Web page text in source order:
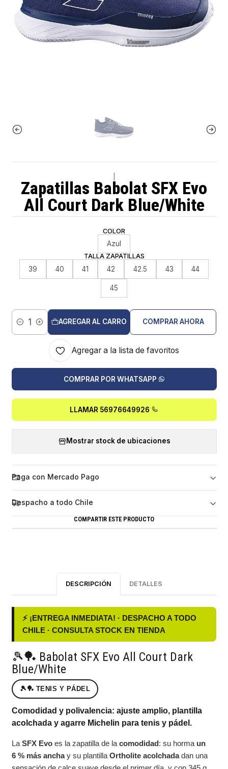
Zapatillas Babolat SFX Evo
All Court Dark Blue/White
COLOR
Azul
TALLA ZAPATILLAS
39 40 41 42 42.5 43 44
45
Cantidad
AGREGAR AL CARRO COMPRAR AHORA
Agregar a la lista de favoritos
COMPRAR POR WHATSAPP
LLAMAR 56976649926
Mostrar stock de ubicaciones
Paga con Mercado Pago
Despacho a todo Chile
COMPARTIR ESTE PRODUCTO
DESCRIPCIÓN DETALLES
⚡ ¡ENTREGA INMEDIATA! · DESPACHO A TODO
CHILE · CONSULTA STOCK EN TIENDA
🎾🏓 Babolat SFX Evo All Court Dark
Blue/White
🎾🏓 TENIS Y PÁDEL
Comodidad y polivalencia: ajuste amplio, plantilla
acolchada y agarre Michelin para tenis y pádel.
LaSFX Evo es la zapatilla de lacomodidad: su horma un
6 % más anchay su plantillaOrtholite acolchadadan una